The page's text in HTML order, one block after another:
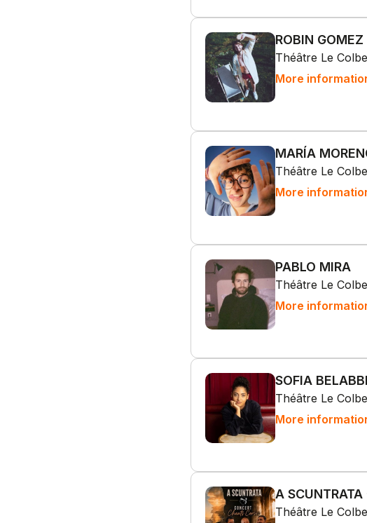
ROBIN GOMEZ
Théâtre Le
More
MARÍA
Théâtre Le
More
PABLO MIRA
Théâtre Le
More
SOFIA
Théâtre Le
More
A
Théâtre Le